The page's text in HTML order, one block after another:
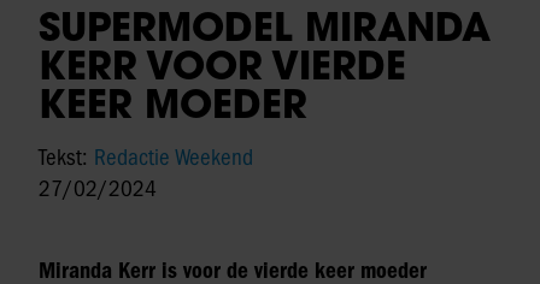
SUPERMODEL MIRANDA
KERR VOOR VIERDE
KEER MOEDER
Tekst: Redactie Weekend
27/02/2024
Miranda Kerr is voor de vierde keer moeder